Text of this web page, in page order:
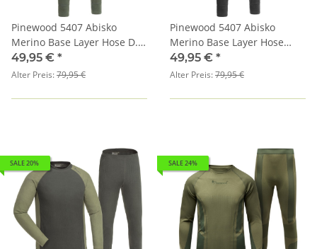
Pinewood 5407 Abisko
Merino Base Layer Hose D.
Moosgrün (733)
49,95 € *
Alter Preis:79,95 €
Pinewood 5407 Abisko
Merino Base Layer Hose
Rauchschwarz (437)
49,95 € *
Alter Preis:79,95 €
SALE 20% SALE 24%